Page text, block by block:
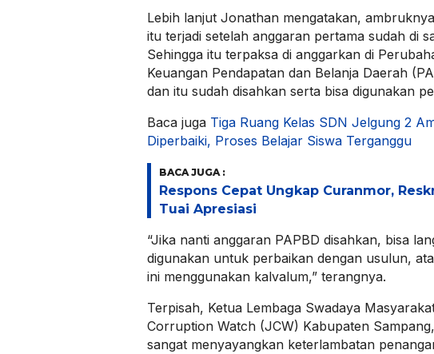
Lebih lanjut Jonathan mengatakan,
itu terjadi setelah anggaran pertama sudah di
Sehingga itu terpaksa di anggarkan di
Keuangan Pendapatan dan Belanja Daerah
dan itu sudah disahkan serta bisa digunakan
Baca juga Tiga Ruang Kelas SDN Jelgung 2
Diperbaiki, Proses Belajar Siswa Terganggu
BACA JUGA :
Respons Cepat Ungkap Curanmor,
Tuai Apresiasi
“Jika nanti anggaran PAPBD disahkan, bisa
digunakan untuk perbaikan dengan usulun,
ini menggunakan kalvalum,” terangnya.
Terpisah, Ketua Lembaga Swadaya
Corruption Watch (JCW) Kabupaten
sangat menyayangkan keterlambatan